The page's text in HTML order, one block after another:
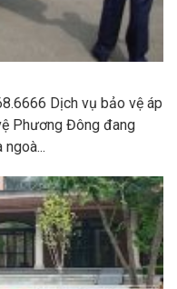
Dịch vụ bảo vệ áp
Phương Đông đang